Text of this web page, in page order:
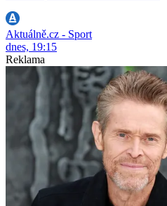
Aktuálně.cz - Sport
dnes, 19:15
Reklama